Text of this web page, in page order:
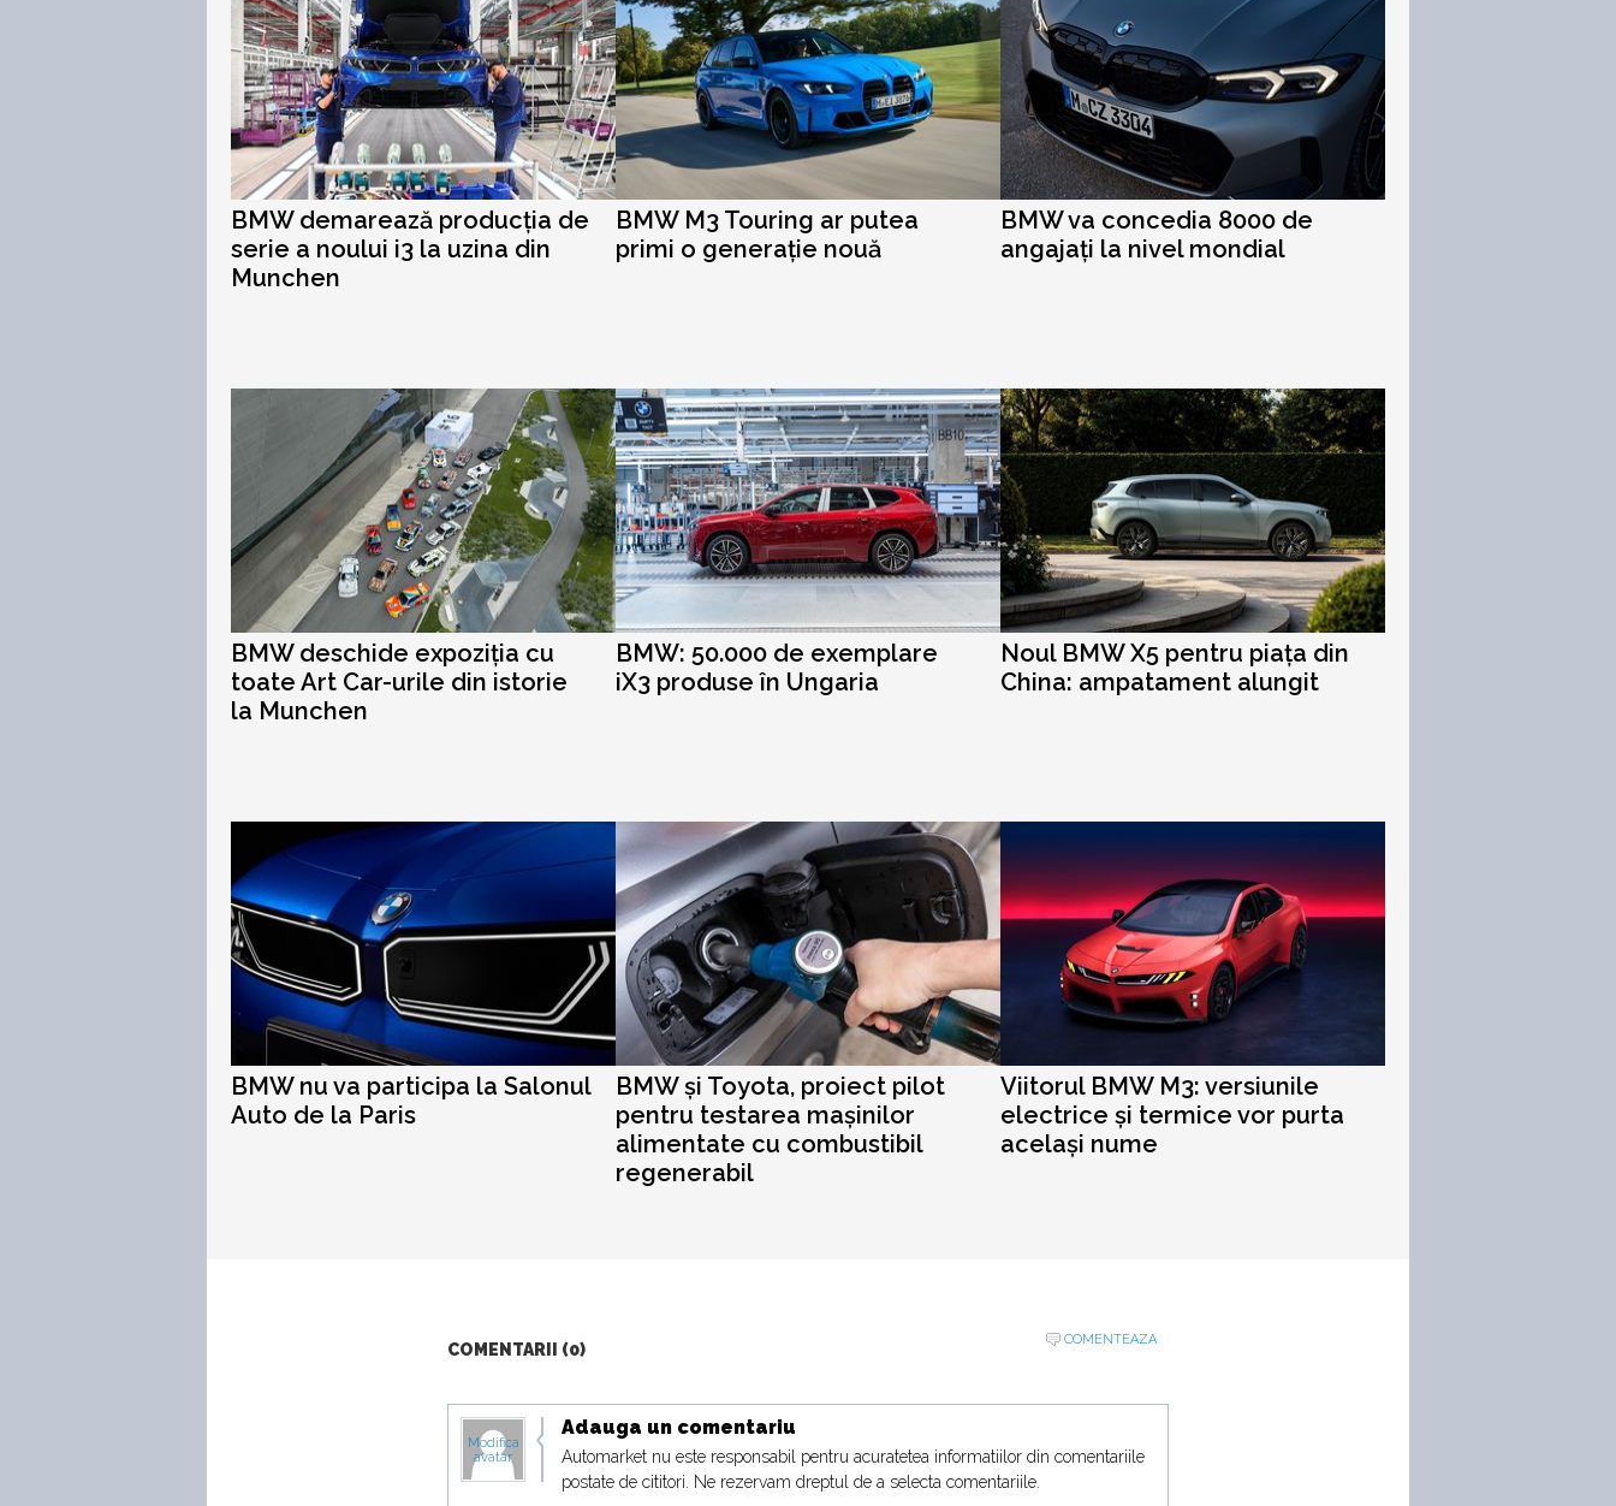
BMW demarează producția de
serie a noului i3 la uzina din
Munchen
BMW M3 Touring ar putea
primi o generație nouă
BMW va concedia 8000 de
angajați la nivel mondial
BMW deschide expoziția cu
toate Art Car-urile din istorie
la Munchen
BMW: 50.000 de exemplare
iX3 produse în Ungaria
Noul BMW X5 pentru piața din
China: ampatament alungit
BMW nu va participa la Salonul
Auto de la Paris
BMW și Toyota, proiect pilot
pentru testarea mașinilor
alimentate cu combustibil
regenerabil
Viitorul BMW M3: versiunile
electrice și termice vor purta
același nume
COMENTARII (0)
COMENTEAZA
Modifica
avatar
Adauga un comentariu
Automarket nu este responsabil pentru acuratetea informatiilor din comentariile
postate de cititori. Ne rezervam dreptul de a selecta comentariile.